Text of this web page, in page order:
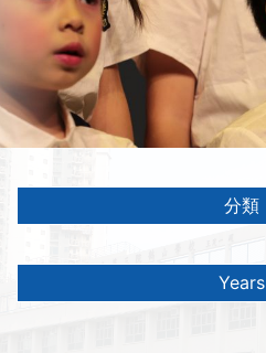
分類
Years